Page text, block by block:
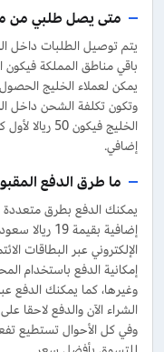
متى يصل طلبي من
يتم توصيل الطلبات داخل
إضافي.
ما طرق الدفع
يمكنك الدفع بطرق متعددة
إضافية
الإلكتروني عبر البطاقات
إمكانية الدفع باستخدام
وغيرها، كما يمكنك الدفع
الشراء الآن والدفع لاحقا
وفي كل الأحوال تستطيع